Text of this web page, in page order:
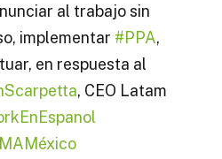
al trabajo sin
implementar #PPA,
en respuesta al
, CEO Latam